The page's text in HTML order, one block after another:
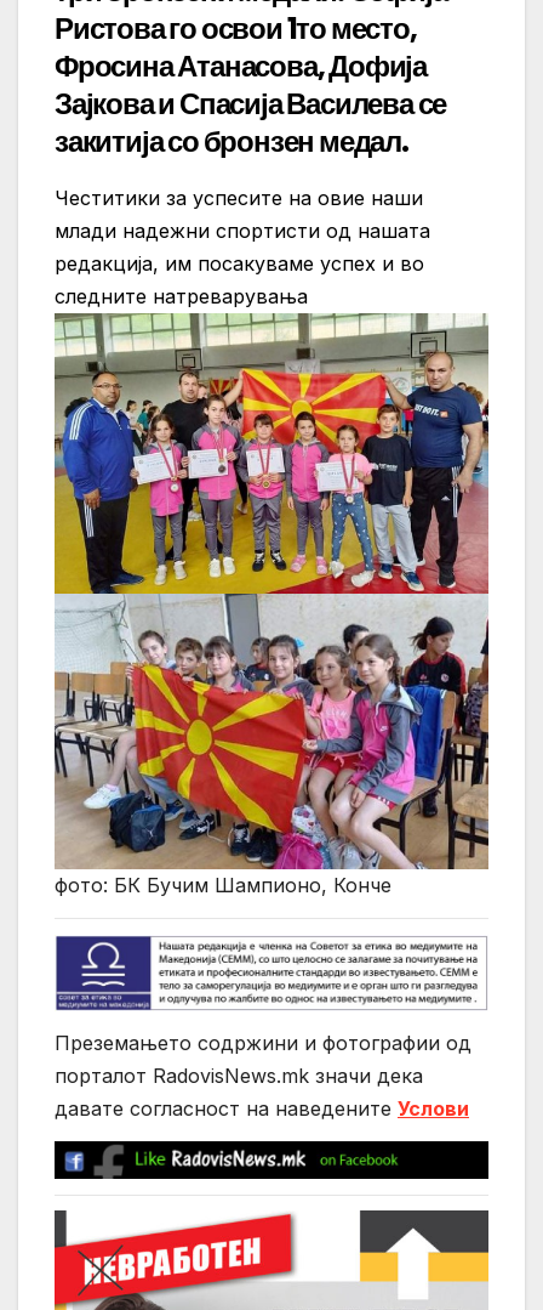
Ристова го освои 1то место,
Фросина Атанасова, Дофија
Зајкова и Спасија Василева се
закитија со бронзен медал.
Честитики за успесите на овие наши
млади надежни спортисти од нашата
редакција, им посакуваме успех и во
следните натреварувања
фото: БК Бучим Шампионо, Конче
Преземањето содржини и фотографии од
порталот RadovisNews.mk значи дека
давате согласност на нaведените Услови